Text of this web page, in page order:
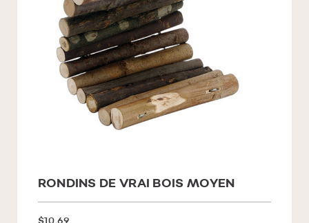
RONDINS DE VRAI BOIS MOYEN